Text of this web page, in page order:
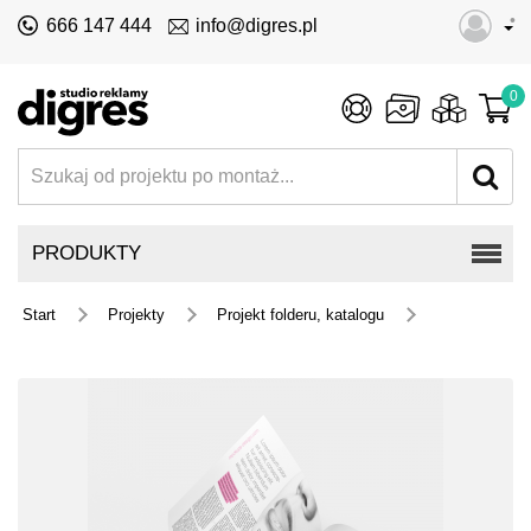
•
666 147 444 info@digres.pl
0
PRODUKTY
Start Projekty Projekt folderu, katalogu